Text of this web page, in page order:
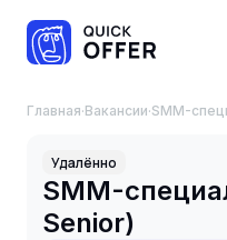
Главная·Вакансии· SMM-специалист (Middle /
Удалённо
SMM-
Senior)